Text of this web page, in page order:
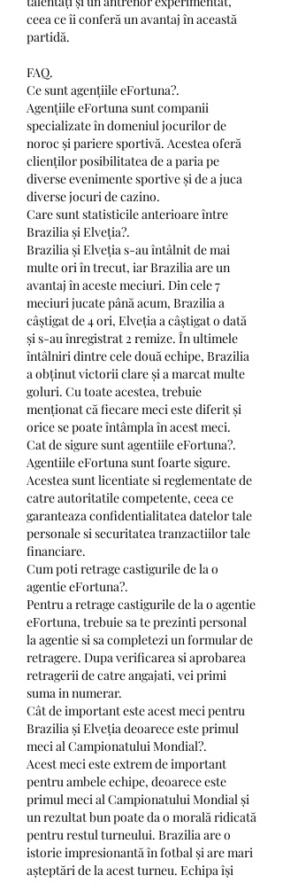
ceea ce îi conferă un avantaj în această
partidă.
FAQ.
Ce sunt agențiile eFortuna?.
Agențiile eFortuna sunt companii
specializate în domeniul jocurilor de
noroc și pariere sportivă. Acestea oferă
clienților posibilitatea de a paria pe
diverse evenimente sportive și de a juca
diverse jocuri de cazino.
Care sunt statisticile anterioare între
Brazilia și Elveția?.
Brazilia și Elveția s-au întâlnit de mai
multe ori în trecut, iar Brazilia are un
avantaj în aceste meciuri. Din cele 7
meciuri jucate până acum, Brazilia a
câștigat de 4 ori, Elveția a câștigat o dată
și s-au înregistrat 2 remize. În ultimele
întâlniri dintre cele două echipe, Brazilia
a obținut victorii clare și a marcat multe
goluri. Cu toate acestea, trebuie
menționat că fiecare meci este diferit și
orice se poate întâmpla în acest meci.
Cat de sigure sunt agentiile eFortuna?.
Agentiile eFortuna sunt foarte sigure.
Acestea sunt licentiate si reglementate de
catre autoritatile competente, ceea ce
garanteaza confidentialitatea datelor tale
personale si securitatea tranzactiilor tale
financiare.
Cum poti retrage castigurile de la o
agentie eFortuna?.
Pentru a retrage castigurile de la o agentie
eFortuna, trebuie sa te prezinti personal
la agentie si sa completezi un formular de
retragere. Dupa verificarea si aprobarea
retragerii de catre angajati, vei primi
suma in numerar.
Cât de important este acest meci pentru
Brazilia și Elveția deoarece este primul
meci al Campionatului Mondial?.
Acest meci este extrem de important
pentru ambele echipe, deoarece este
primul meci al Campionatului Mondial și
un rezultat bun poate da o morală ridicată
pentru restul turneului. Brazilia are o
istorie impresionantă în fotbal și are mari
așteptări de la acest turneu. Echipa își